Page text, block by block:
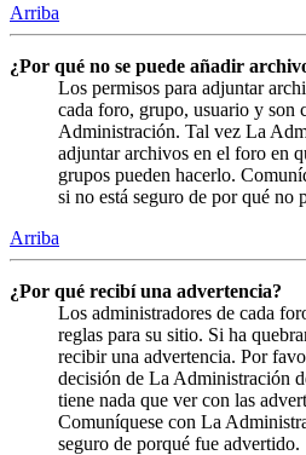
Arriba
¿Por qué no se puede añadir
Los permisos para adjuntar
cada foro, grupo, usuario y son
Administración. Tal vez La
adjuntar archivos en el foro en
grupos pueden hacerlo.
si no está seguro de por qué no
Arriba
¿Por qué recibí una advertencia?
Los administradores de cada
reglas para su sitio. Si ha
recibir una advertencia. Por
decisión de La Administración
tiene nada que ver con las
Comuníquese con La
seguro de porqué fue advertido.